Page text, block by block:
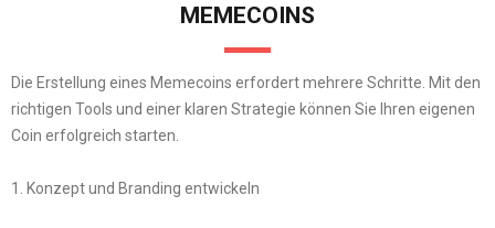
MEMECOINS
Die Erstellung eines Memecoins erfordert mehrere Schritte. Mit den
richtigen Tools und einer klaren Strategie können Sie Ihren eigenen
Coin erfolgreich starten.
1. Konzept und Branding entwickeln